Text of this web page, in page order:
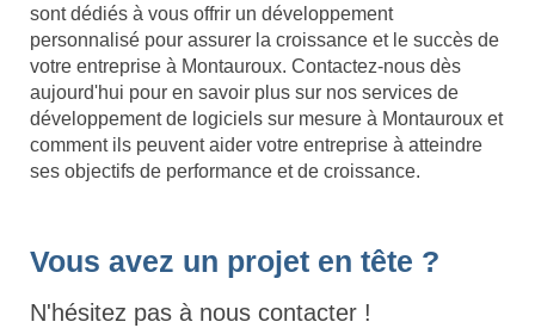
sont dédiés à vous offrir un développement
personnalisé pour assurer la croissance et le succès de
votre entreprise à Montauroux. Contactez-nous dès
aujourd'hui pour en savoir plus sur nos services de
développement de logiciels sur mesure à Montauroux et
comment ils peuvent aider votre entreprise à atteindre
ses objectifs de performance et de croissance.
Vous avez un projet en tête ?
N'hésitez pas à nous contacter !